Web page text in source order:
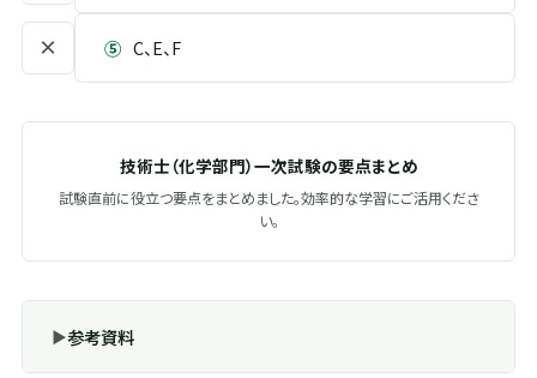
× ⑤ C、E、F
技術士（化学部門）一次試験の要点まとめ
試験直前に役立つ要点をまとめました。効率的な学習にご活用くださ
い。
参考資料